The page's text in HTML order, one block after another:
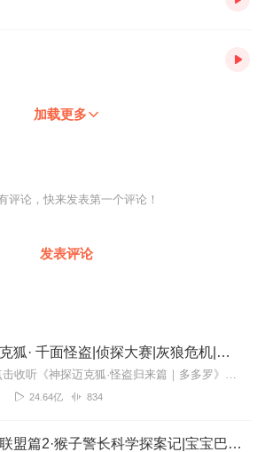
加载更多
评论，快来发表第一个评论！
发表评论
神探迈克狐· 千面怪盗|侦探大赛|灰狼危机|多多罗
新专辑点击收听《神探迈克狐·怪盗归来篇｜多多罗》！！！>>>点击进入主播橱窗购买《神探迈克狐》系列图书吧!<<<多多罗故事【点击前往】收听多多罗其他好玩有趣的故...
24.64亿 834
破坏者联盟篇2·猴子警长科学探案记|宝宝巴士故事